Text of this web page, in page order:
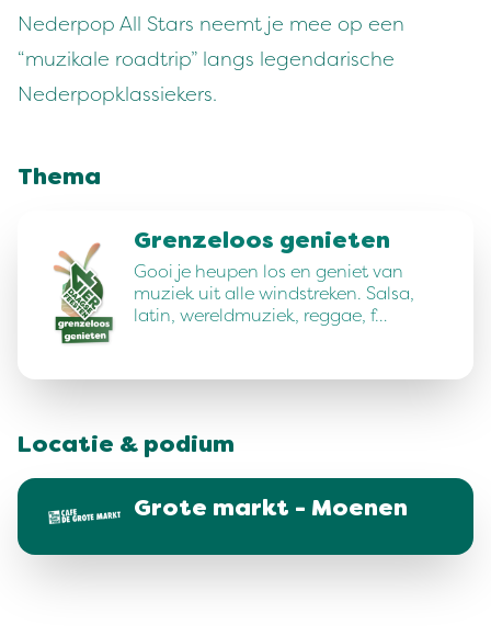
Nederpop All Stars neemt je mee op een
“muzikale roadtrip” langs legendarische
Nederpopklassiekers.
Thema
Grenzeloos genieten
Gooi je heupen los en geniet van
muziek uit alle windstreken. Salsa,
latin, wereldmuziek, reggae, f…
Locatie & podium
Grote markt - Moenen